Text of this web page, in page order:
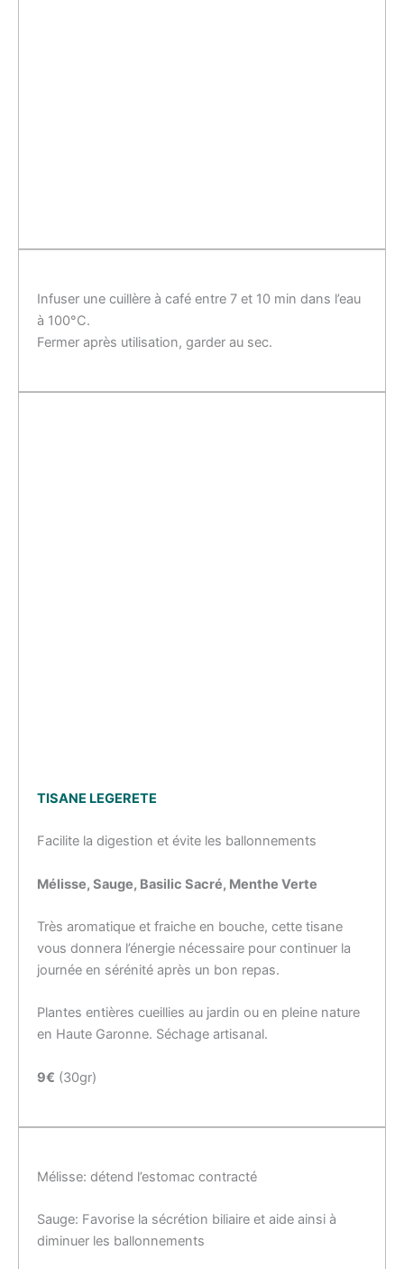
Infuser une cuillère à café entre 7 et 10 min dans l’eau
à 100°C.
Fermer après utilisation, garder au sec.
TISANE LEGERETE
Facilite la digestion et évite les ballonnements
Mélisse, Sauge, Basilic Sacré, Menthe Verte
Très aromatique et fraiche en bouche, cette tisane
vous donnera l’énergie nécessaire pour continuer la
journée en sérénité après un bon repas.
Plantes entières cueillies au jardin ou en pleine nature
en Haute Garonne. Séchage artisanal.
9€ (30gr)
Mélisse: détend l’estomac contracté
Sauge: Favorise la sécrétion biliaire et aide ainsi à
diminuer les ballonnements